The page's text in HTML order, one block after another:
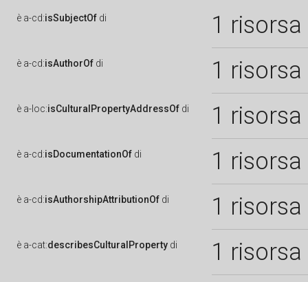
è a-cd:isSubjectOf di 1 risorsa
è a-cd:isAuthorOf di 1 risorsa
è a-loc:isCulturalPropertyAddressOf di 1 risorsa
è a-cd:isDocumentationOf di 1 risorsa
è a-cd:isAuthorshipAttributionOf di 1 risorsa
è a-cat:describesCulturalProperty di 1 risorsa